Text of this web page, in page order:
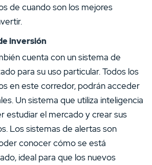
de cuando son los mejores
inversión
cuenta con un sistema de
para su uso particular. Todos los
en este corredor, podrán acceder
Un sistema que utiliza inteligencia
estudiar el mercado y crear sus
Los sistemas de alertas son
conocer cómo se está
ideal para que los nuevos